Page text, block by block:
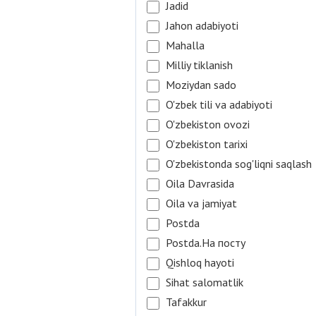
Jadid
Jahon adabiyoti
Mahalla
Milliy tiklanish
Moziydan sado
O'zbek tili va adabiyoti
O'zbekiston ovozi
O'zbekiston tarixi
O'zbekistonda sog'liqni saqlash
Oila Davrasida
Oila va jamiyat
Postda
Postda.На посту
Qishloq hayoti
Sihat salomatlik
Tafakkur